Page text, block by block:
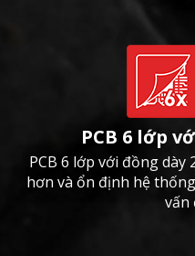
PCB 6 lớp
PCB 6 lớp với đồng dày
hơn và ổn định hệ
vấn